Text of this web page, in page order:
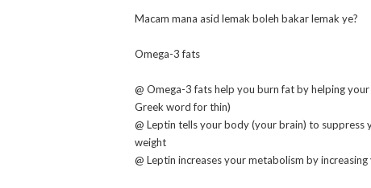
Macam mana asid lemak boleh bakar lemak ye?
Omega-3 fats
@ Omega-3 fats help you burn fat by helping
Greek word for thin)
@ Leptin tells your body (your brain) to suppress
weight
@ Leptin increases your metabolism by